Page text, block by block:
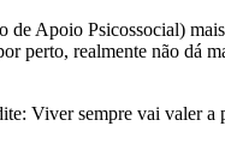
Apoio Psicossocial)
perto, realmente não dá
Viver sempre vai valer a